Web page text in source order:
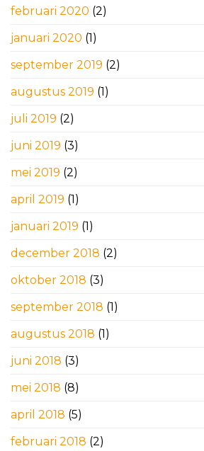
februari 2020 (2)
januari 2020 (1)
september 2019 (2)
augustus 2019 (1)
juli 2019 (2)
juni 2019 (3)
mei 2019 (2)
april 2019 (1)
januari 2019 (1)
december 2018 (2)
oktober 2018 (3)
september 2018 (1)
augustus 2018 (1)
juni 2018 (3)
mei 2018 (8)
april 2018 (5)
februari 2018 (2)